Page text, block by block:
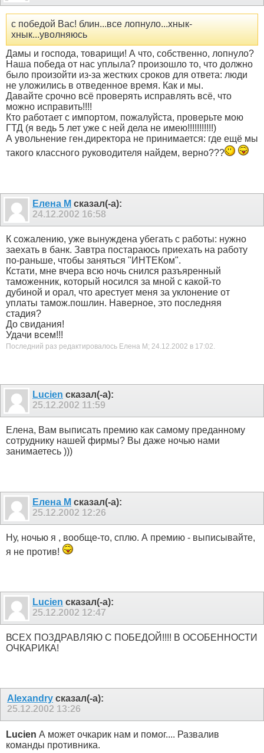
с победой Вас! блин...все лопнуло...хнык-
хнык...уволняюсь
Дамы и господа, товарищи! А что, собственно, лопнуло?
Наша победа от нас уплыла? произошло то, что должно
было произойти из-за жестких сроков для ответа: люди
не уложились в отведенное время. Как и мы.
Давайте срочно всё проверять исправлять всё, что
можно исправить!!!!
Кто работает с импортом, пожалуйста, проверьте мою
ГТД (я ведь 5 лет уже с ней дела не имею!!!!!!!!!!!)
А увольнение ген.директора не принимается: где ещё мы
такого классного руководителя найдем, верно???
Елена М сказал(-а):
24.12.2002 16:58
К сожалению, уже вынуждена убегать с работы: нужно
заехать в банк. Завтра постараюсь приехать на работу
по-раньше, чтобы заняться "ИНТЕКом".
Кстати, мне вчера всю ночь снился разъяренный
таможенник, который носился за мной с какой-то
дубиной и орал, что арестует меня за уклонение от
уплаты тамож.пошлин. Наверное, это последняя
стадия?
До свидания!
Удачи всем!!!
Последний раз редактировалось Елена М; 24.12.2002 в 17:02.
Lucien сказал(-а):
25.12.2002 11:59
Елена, Вам выписать премию как самому преданному
сотруднику нашей фирмы? Вы даже ночью нами
занимаетесь )))
Елена М сказал(-а):
25.12.2002 12:26
Ну, ночью я , вообще-то, сплю. А премию - выписывайте,
я не против!
Lucien сказал(-а):
25.12.2002 12:47
ВСЕХ ПОЗДРАВЛЯЮ С ПОБЕДОЙ!!!! В ОСОБЕННОСТИ
ОЧКАРИКА!
Alexandry сказал(-а):
25.12.2002 13:26
Lucien А может очкарик нам и помог.... Развалив
команды противника.